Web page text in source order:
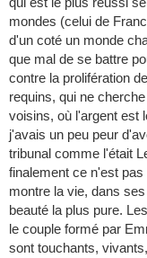
mondes (celui de
d'un coté un monde
que mal de se battre
contre la prolifération
requins, qui ne
voisins, où l'argent est
j'avais un peu peur
tribunal comme l'était
finalement ce n'est
montre la vie, dans
beauté la plus pure.
le couple formé par
sont touchants,